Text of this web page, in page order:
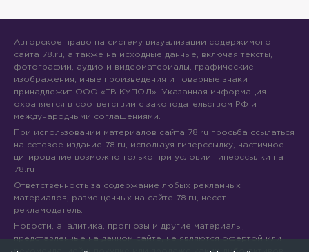
Авторское право на систему визуализации содержимого
сайта 78.ru, а также на исходные данные, включая тексты,
фотографии, аудио и видеоматериалы, графические
изображения, иные произведения и товарные знаки
принадлежит ООО «ТВ КУПОЛ». Указанная информация
охраняется в соответствии с законодательством РФ и
международными соглашениями.
При использовании материалов сайта 78.ru просьба ссылаться
на сетевое издание 78.ru, используя гиперссылку, частичное
цитирование возможно только при условии гиперссылки на
78.ru
Ответственность за содержание любых рекламных
материалов, размещенных на сайте 78.ru, несет
рекламодатель.
Новости, аналитика, прогнозы и другие материалы,
представленные на данном сайте, не являются офертой или